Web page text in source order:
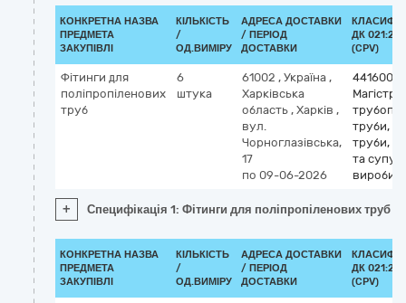
КОНКРЕТНА НАЗВА
ПРЕДМЕТА
ЗАКУПІВЛІ
КІЛЬКІСТЬ
/
ОД.ВИМІРУ
АДРЕСА ДОСТАВКИ
/ ПЕРІОД
ДОСТАВКИ
ДК
(CPV)
Фітинги для
поліпропіленових
труб
6
штука
61002 , Україна ,
Харківська
область , Харків ,
вул.
Чорноглазівська,
17
по 09-06-2026
труби,
труби,
та
вироби
+ Специфікація 1: Фітинги для поліпропіленових труб
КОНКРЕТНА НАЗВА
ПРЕДМЕТА
ЗАКУПІВЛІ
КІЛЬКІСТЬ
/
ОД.ВИМІРУ
АДРЕСА ДОСТАВКИ
/ ПЕРІОД
ДОСТАВКИ
ДК
(CPV)